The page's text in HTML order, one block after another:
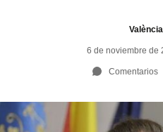
6 de noviembre de
Comentarios